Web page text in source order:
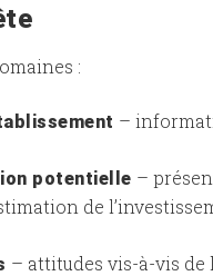
:
–
potentielle –
de
– attitudes vis-à-vis